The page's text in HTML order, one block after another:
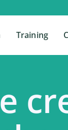
Training
Training